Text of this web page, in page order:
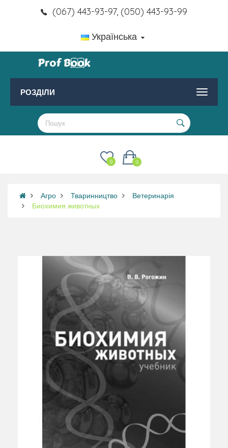
(067) 443-93-97, (050) 443-93-99
Українська
РОЗДІЛИ
0
0
Агро Тваринництво
Ветеринарія
Биохимия животных